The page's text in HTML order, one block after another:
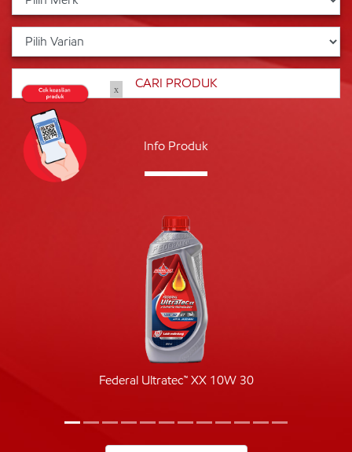
Info Produk
Federal Ultratec™ XX 10W 30
x